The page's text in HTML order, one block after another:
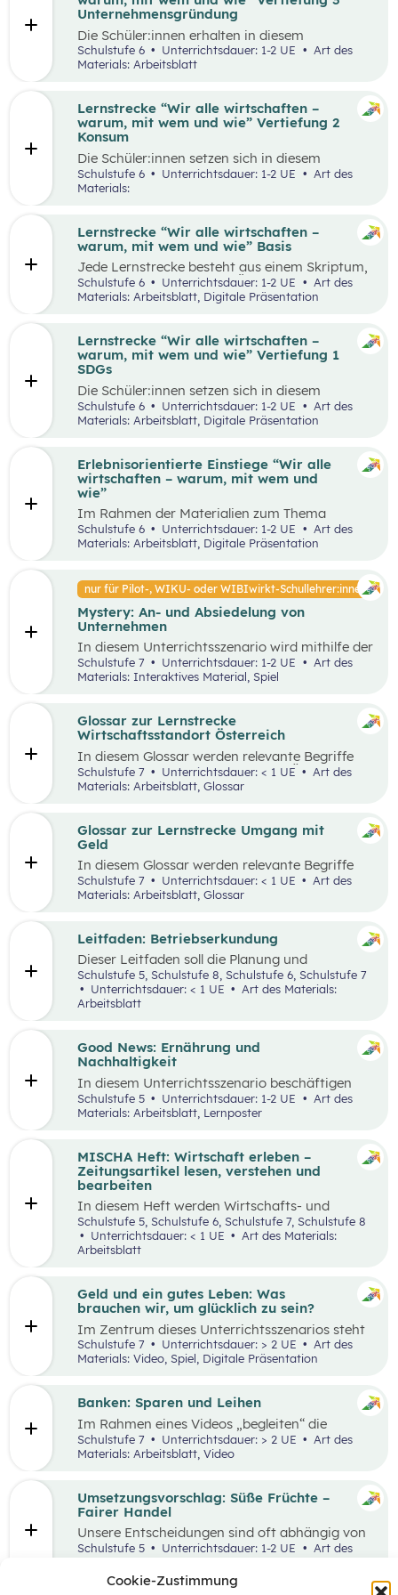
Cookie-Zustimmung
Runde zu Runde verbessern.
Unternehmensgründung
Die Schüler:innen erhalten in diesem
Gedankenexperiment die Möglichkeit ein
Unternehmen unter Berücksichtigung von
Business Model Canvas, welche Bedürfnisse sie
erfüllen wollen und treffen damit verbundene
Entscheidungen. Die Idee wird in einem
Schulstufe 6 Unterrichtsdauer: 1-2 UE
Art des
Materials: Arbeitsblatt
Lernstrecke “Wir alle wirtschaften –
warum, mit wem und wie” Vertiefung 2
Konsum
Die Schüler:innen setzen sich in diesem
Unterrichtsszenario mit nachhaltigem Konsum
auseinander. Sie recherchieren selbstständig zu
Schulstufe 6 Unterrichtsdauer: 1-2 UE
Materials:
Lernstrecke “Wir alle wirtschaften –
warum, mit wem und wie” Basis
Jede Lernstrecke besteht aus einem Skriptum,
welches dazu dient einen Überblick über die
jeweilige Lernstrecke zu erhalten. Mit
Wissen und entwickeln Fähigkeiten,
Einstellungen und Verhaltensbereitschaften, die
sie in ökonomisch geprägten Lebenssituationen
ökonomische Herausforderungen, Aufgaben
und Problemstellungen erkennen, analysieren,
beurteilen und erfolgreich bewältigen zu
Schulstufe 6 Unterrichtsdauer: 1-2 UE
Art des
Materials: Arbeitsblatt, Digitale Präsentation
Lernstrecke “Wir alle wirtschaften –
warum, mit wem und wie” Vertiefung 1
SDGs
Die Schüler:innen setzen sich in diesem
Unterrichtsszenario mit den SDGs (Sustainable
Development Goals) auseinander. Sie wählen ein
SDG und entdecken in ihrer Umgebung Orte, an
machen ein Foto davon. Anschließend werden
Verbesserungsvorschläge erarbeitet.
Schulstufe 6 Unterrichtsdauer: 1-2 UE
Materials: Arbeitsblatt, Digitale Präsentation
Erlebnisorientierte Einstiege “Wir alle
wirtschaften – warum, mit wem und
wie”
Im Rahmen der Materialien zum Thema
“Grundlagen der Wirtschaft” werden drei
mögliche Einstiegsideen vorgestellt. Diese
Vorschläge zeichnen sich nicht nur durch ihre
als Erlebnisse konzipiert, um die Schüler:innen
aktiv in den Lernprozess einzubinden.
Schulstufe 6 Unterrichtsdauer: 1-2 UE
Materials: Arbeitsblatt, Digitale Präsentation
nur für Pilot-, WIKU- oder WIBIwirkt-Schullehrer:innen
Mystery: An- und Absiedelung von
Unternehmen
In diesem Unterrichtsszenario wird mithilfe der
Methode Mystery das Thema „Ansiedelung von
Unternehmen“ vertiefend behandelt. Im
einer komplexen Fragestellung an der
Schnittstelle von Gesellschaft, Wirtschaft und
Schulstufe 7 Unterrichtsdauer: 1-2 UE
Art des
Materials: Interaktives Material, Spiel
Glossar zur Lernstrecke
Wirtschaftsstandort Österreich
In diesem Glossar werden relevante Begriffe
zum Thema „Wirtschaftsstandort Österreich“
erklärt. Zusätzlich gibt es Arbeitsblätter zu
ausgewählten Begriffen.
Schulstufe 7 Unterrichtsdauer: < 1 UE
Materials: Arbeitsblatt, Glossar
Glossar zur Lernstrecke Umgang mit
Geld
In diesem Glossar werden relevante Begriffe
zum Thema „Geld“ erklärt. Zusätzlich gibt es
Arbeitsblätter zu ausgewählten Begriffen.
Schulstufe 7 Unterrichtsdauer: < 1 UE
Materials: Arbeitsblatt, Glossar
Leitfaden: Betriebserkundung
Dieser Leitfaden soll die Planung und
Durchführung von Betriebserkundungen
erleichtern. Im Zuge dieses Leitfadens werden
Leitfragen zu folgenden Schwerpunkten
Betriebserkundung.
Schulstufe 5, Schulstufe 8, Schulstufe 6, Schulstufe 7
Unterrichtsdauer: < 1 UE
Art des Materials:
Arbeitsblatt
Good News: Ernährung und
Nachhaltigkeit
In diesem Unterrichtsszenario beschäftigen
sich die Schüler:innen mit positiven
Nachrichten und Beispielen aus dem
Themenbereich „Ernährung und
Handlungsoptionen für den Alltag offenzulegen,
zu diskutieren und in einer abschließenden
Portfolioaufgabe kreativ zu bearbeiten.
Schulstufe 5 Unterrichtsdauer: 1-2 UE
Materials: Arbeitsblatt, Lernposter
MISCHA Heft: Wirtschaft erleben –
Zeitungsartikel lesen, verstehen und
bearbeiten
In diesem Heft werden Wirtschafts- und
Lesekompetenz miteinander verknüpft.Schulstufe 5, Schulstufe 6, Schulstufe 7, Schulstufe 8
Unterrichtsdauer: < 1 UE
Arbeitsblatt
Geld und ein gutes Leben: Was
brauchen wir, um glücklich zu sein?
Im Zentrum dieses Unterrichtsszenarios steht
das Planspiel „Nervus Rerum“, welches den
finanziellen Spielraum als Faktor für ein gutes
Zusammenhang zwischen Geld und einem
guten Leben bewerten.
Schulstufe 7 Unterrichtsdauer: > 2 UE
Art des
Materials: Video, Spiel, Digitale Präsentation
Banken: Sparen und Leihen
Im Rahmen eines Videos „begleiten“ die
Schüler:innen eine jugendliche Person bei der
Erledigung alltäglicher Bankgeschäfte und
bekommen so einen ersten Überblick, welche
anschließenden Laufdiktat wird das erworbene
Wissen gefestigt.
Schulstufe 7 Unterrichtsdauer: > 2 UE
Materials: Arbeitsblatt, Video
Umsetzungsvorschlag: Süße Früchte –
Fairer Handel
Unsere Entscheidungen sind oft abhängig von
Entscheidungen, die andere Menschen davor
getroffen haben. Wenn wir zum Beispiel
einkaufen gehen, können wir nur Waren
kaufen, die auch Unternehmen vorher
Schulstufe 5 Unterrichtsdauer: 1-2 UE
Art des
Materials: